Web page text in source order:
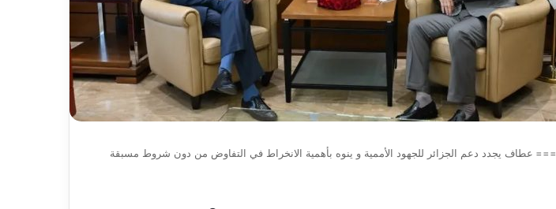
=== عطاف يجدد دعم الجزائر للجهود الأممية و ينوه بأهمية الانخراط في التفاوض من دون شروط مسبقة